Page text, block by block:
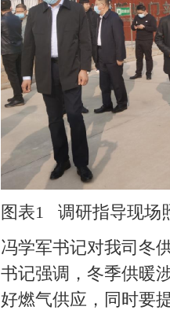
图表1 调研指导现
冯学军书记对我司冬
书记强调，冬季供暖
好燃气供应，同时要